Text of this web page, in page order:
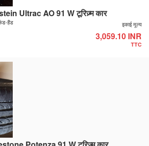
Ultrac AO 91 W टूरिज़्म कार
हैंड इकाई मूल्य
3,059.10 INR
TTC